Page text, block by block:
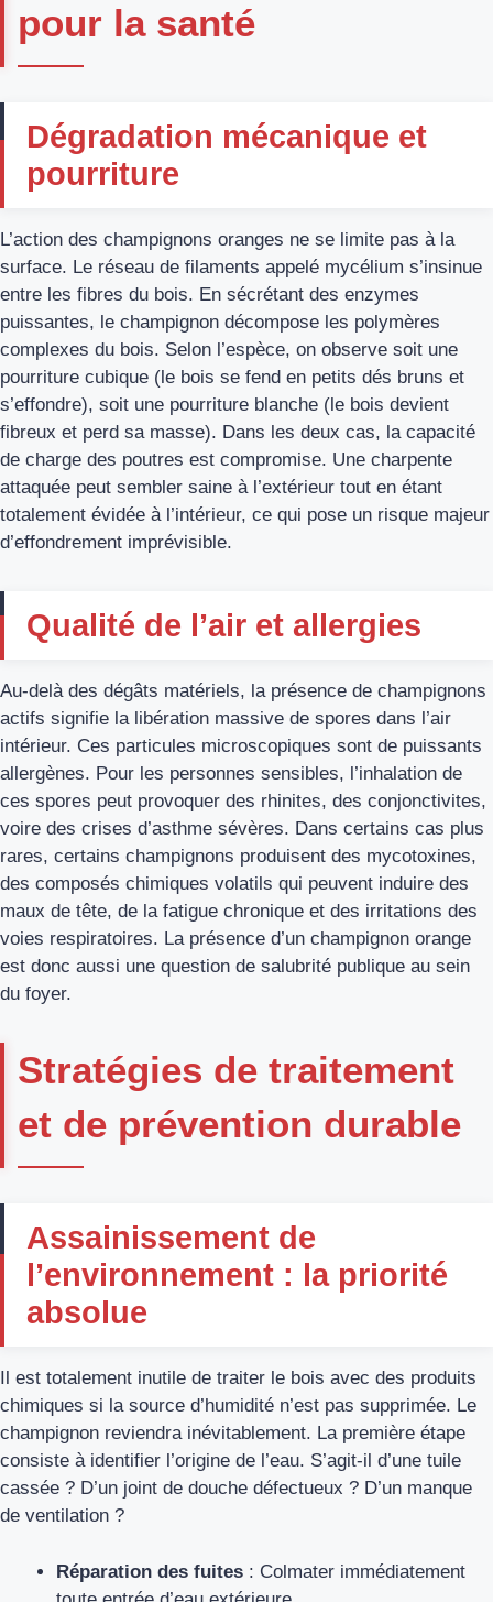
pour la santé
Dégradation mécanique et
pourriture
L’action des champignons oranges ne se limite pas à la
surface. Le réseau de filaments appelé mycélium s’insinue
entre les fibres du bois. En sécrétant des enzymes
puissantes, le champignon décompose les polymères
complexes du bois. Selon l’espèce, on observe soit une
pourriture cubique (le bois se fend en petits dés bruns et
s’effondre), soit une pourriture blanche (le bois devient
fibreux et perd sa masse). Dans les deux cas, la capacité
de charge des poutres est compromise. Une charpente
attaquée peut sembler saine à l’extérieur tout en étant
totalement évidée à l’intérieur, ce qui pose un risque majeur
d’effondrement imprévisible.
Qualité de l’air et allergies
Au-delà des dégâts matériels, la présence de champignons
actifs signifie la libération massive de spores dans l’air
intérieur. Ces particules microscopiques sont de puissants
allergènes. Pour les personnes sensibles, l’inhalation de
ces spores peut provoquer des rhinites, des conjonctivites,
voire des crises d’asthme sévères. Dans certains cas plus
rares, certains champignons produisent des mycotoxines,
des composés chimiques volatils qui peuvent induire des
maux de tête, de la fatigue chronique et des irritations des
voies respiratoires. La présence d’un champignon orange
est donc aussi une question de salubrité publique au sein
du foyer.
Stratégies de traitement
et de prévention durable
Assainissement de
l’environnement : la priorité
absolue
Il est totalement inutile de traiter le bois avec des produits
chimiques si la source d’humidité n’est pas supprimée. Le
champignon reviendra inévitablement. La première étape
consiste à identifier l’origine de l’eau. S’agit-il d’une tuile
cassée ? D’un joint de douche défectueux ? D’un manque
de ventilation ?
Réparation des fuites : Colmater immédiatement